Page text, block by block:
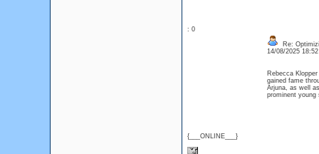
: 0
{___ONLINE___}
Re:
14/08/2025
Rebecca
gained fame
Arjuna, as well
prominent